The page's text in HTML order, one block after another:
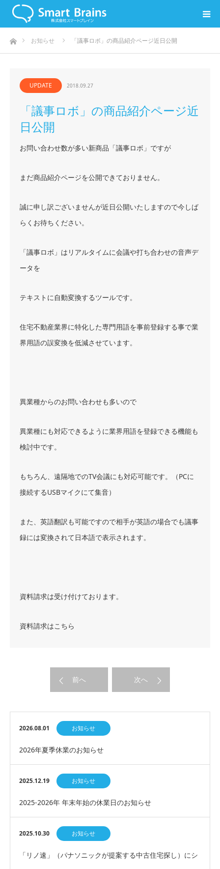
ホームお知らせ 「議事ロボ」の商品紹介ページ近日公開
UPDATE 2018.09.27
「議事ロボ」の商品紹介ページ近
日公開
お問い合わせ数が多い新商品「議事ロボ」ですが
まだ商品紹介ページを公開できておりません。
誠に申し訳ございませんが近日公開いたしますので今しば
らくお待ちください。
「議事ロボ」はリアルタイムに会議や打ち合わせの音声デ
ータを
テキストに自動変換するツールです。
住宅不動産業界に特化した専門用語を事前登録する事で業
界用語の誤変換を低減させています。
異業種からのお問い合わせも多いので
異業種にも対応できるように業界用語を登録できる機能も
検討中です。
もちろん、遠隔地でのTV会議にも対応可能です。（PCに
接続するUSBマイクにて集音）
また、英語翻訳も可能ですので相手が英語の場合でも議事
録には変換されて日本語で表示されます。
資料請求は受け付けております。
資料請求はこちら
前へ 次へ
2026.08.01 お知らせ
2026年夏季休業のお知らせ
2025.12.19 お知らせ
2025-2026年 年末年始の休業日のお知らせ
2025.10.30 お知らせ
「リノ速」（パナソニックが提案する中古住宅探し）にシ